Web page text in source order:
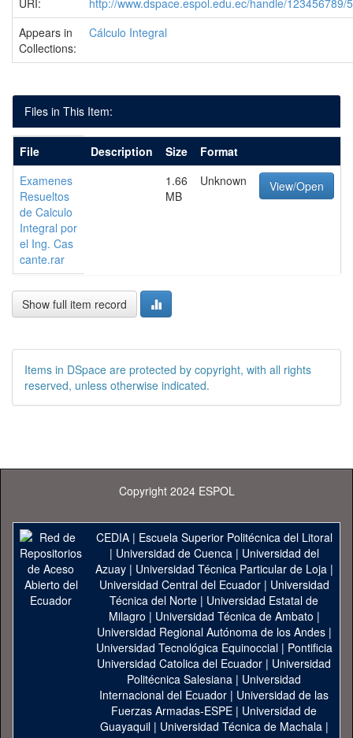
URI:
http://www.dspace.espol.edu.ec/handle/123456789/
Appears in
Collections:
Cálculo Integral
Files in This Item:
File Description Size
Format
Examenes
Resueltos
de Calculo
Integral por
el Ing. Cas
cante.rar
1.66
MB
Unknown View/Open
Show full item record
Items in DSpace are protected by copyright, with all rights
reserved, unless otherwise indicated.
Copyright 2024 ESPOL
CEDIA| Escuela Superior Politécnica del Litoral
| Universidad de Cuenca| Universidad del
Azuay| Universidad Técnica Particular de Loja|
Universidad Central del Ecuador| Universidad
Técnica del Norte | Universidad Estatal de
Milagro | Universidad Técnica de Ambato |
Universidad Regional Autónoma de los Andes|
Universidad Tecnológica Equinoccial| Pontificia
Universidad Catolica del Ecuador | Universidad
Politécnica Salesiana | Universidad
Internacional del Ecuador | Universidad de las
Fuerzas Armadas-ESPE | Universidad de
Guayaquil| Universidad Técnica de Machala|